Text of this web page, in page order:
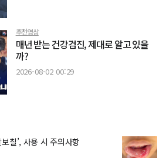
추천영상
매년 받는 건강검진, 제대로 알고 있을
까?
2026-08-02 00:29
칠’, 사용 시 주의사항